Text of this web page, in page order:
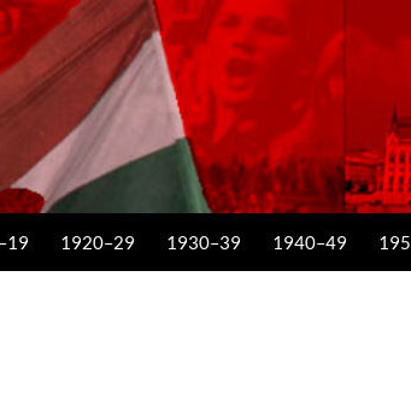
1920–29 1930–39 1940–49